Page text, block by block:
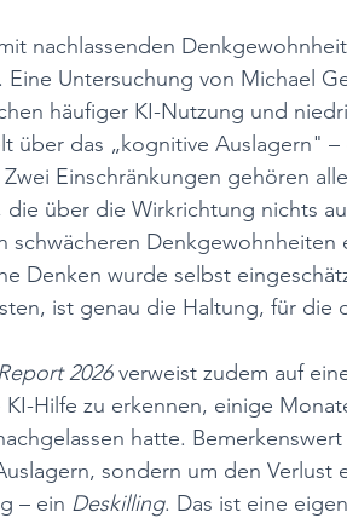
nachlassenden
Untersuchung von Michael
häufiger KI-Nutzung und
über das „kognitive Auslagern"
Einschränkungen gehören
über die Wirkrichtung nichts
schwächeren Denkgewohnheiten
Denken wurde selbst
ist genau die Haltung, für die
2026 verweist zudem auf
Hilfe zu erkennen, einige
hatte.
sondern um den Verlust
– ein Deskilling. Das ist eine